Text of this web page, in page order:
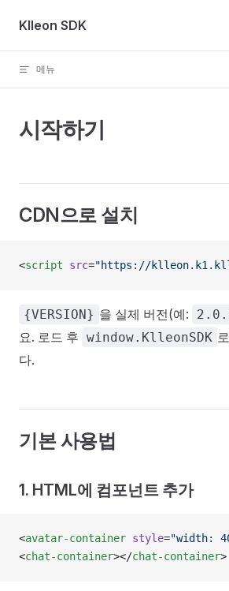
Skip to content
Klleon SDK
메뉴
시작하기
CDN으로 설치
<script src="https://
{VERSION} 을 실제 버전(예:
요. 로드 후 window.KlleonSDK
다.
기본 사용법
1. HTML에 컴포넌트 추가
<avatar-container style="width:
<chat-container></chat-container>